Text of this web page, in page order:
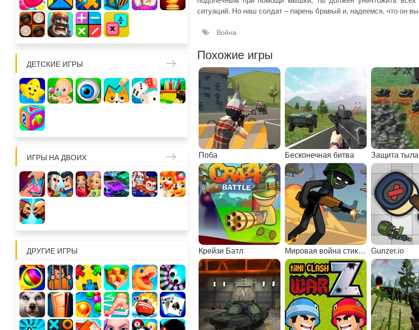
ДЕТСКИЕ ИГРЫ
ИГРЫ НА ДВОИХ
ДРУГИЕ ИГРЫ
ситуаций. Но наш солдат – парень бравый и, надеемся, что он
Война
Похожие игры
Поба Бесконечная битва Защита тыла
Крейзи Батл Мировая война стикменов Gunzer.io